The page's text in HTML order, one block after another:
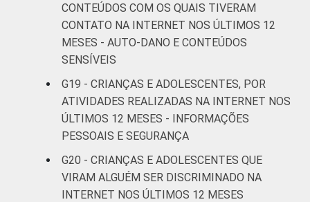
CONTEÚDOS COM OS QUAIS TIVERAM
CONTATO NA INTERNET NOS ÚLTIMOS 12
MESES - AUTO-DANO E CONTEÚDOS
SENSÍVEIS
G19 - CRIANÇAS E ADOLESCENTES, POR
ATIVIDADES REALIZADAS NA INTERNET NOS
ÚLTIMOS 12 MESES - INFORMAÇÕES
PESSOAIS E SEGURANÇA
G20 - CRIANÇAS E ADOLESCENTES QUE
VIRAM ALGUÉM SER DISCRIMINADO NA
INTERNET NOS ÚLTIMOS 12 MESES